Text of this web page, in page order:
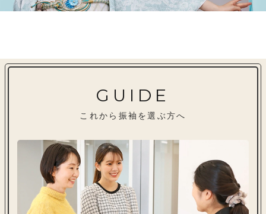
GUIDE
これから振袖を選ぶ方へ